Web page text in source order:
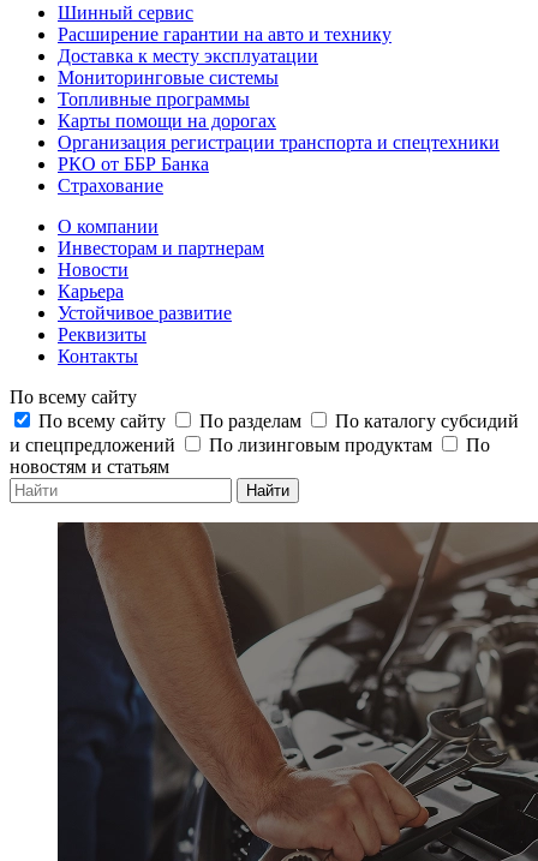
Шинный сервис
Расширение гарантии на авто и технику
Доставка к месту эксплуатации
Мониторинговые системы
Топливные программы
Карты помощи на дорогах
Организация регистрации транспорта и спецтехники
РКО от ББР Банка
Страхование
О компании
Инвесторам и партнерам
Новости
Карьера
Устойчивое развитие
Реквизиты
Контакты
По всему сайту
По всему сайту
По разделам
По каталогу субсидий
и спецпредложений
По лизинговым продуктам
По
новостям и статьям
Найти